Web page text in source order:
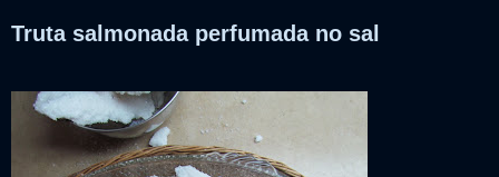
Truta salmonada perfumada no sal